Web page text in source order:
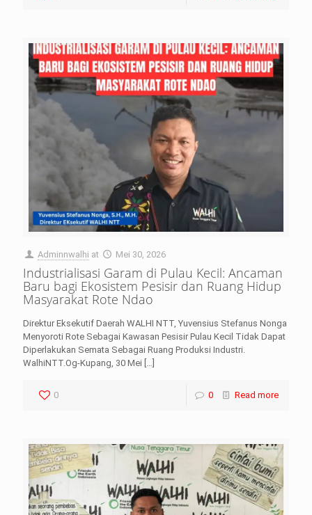
Adminnwalhi at Mei 30, 2026
Industrialisasi Garam di Pulau Kecil: Ancaman
Baru bagi Ekosistem Pesisir dan Ruang Hidup
Masyarakat Rote Ndao
Direktur Eksekutif Daerah WALHI NTT, Yuvensius Stefanus Nonga
Menyoroti Rote Sebagai Kawasan Pesisir Pulau Kecil Tidak Dapat
Diperlakukan Semata Sebagai Ruang Produksi Industri.
WalhiNTT.Og-Kupang, 30 Mei
0 0 Read more